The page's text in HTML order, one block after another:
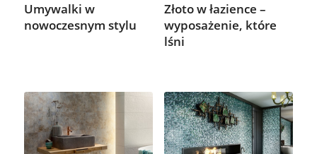
Umywalki w
nowoczesnym stylu
Złoto w łazience –
wyposażenie, które
lśni